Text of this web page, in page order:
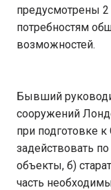
предусмотрены 2
потребностям
возможностей.
Бывший
сооружений
при подготовке
задействовать
объекты, б)
часть